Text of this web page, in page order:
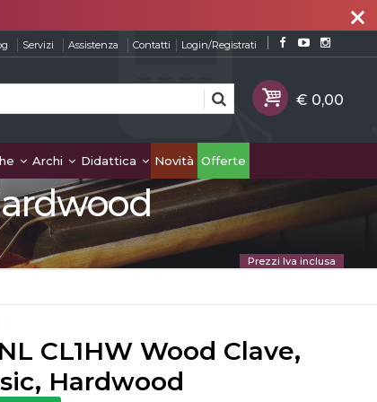
close
Servizi Assistenza Contatti Login/Registrati
Archi Didattica Novità Offerte
Prezzi Iva inclusa
CL1HW Wood Clave,
Hardwood